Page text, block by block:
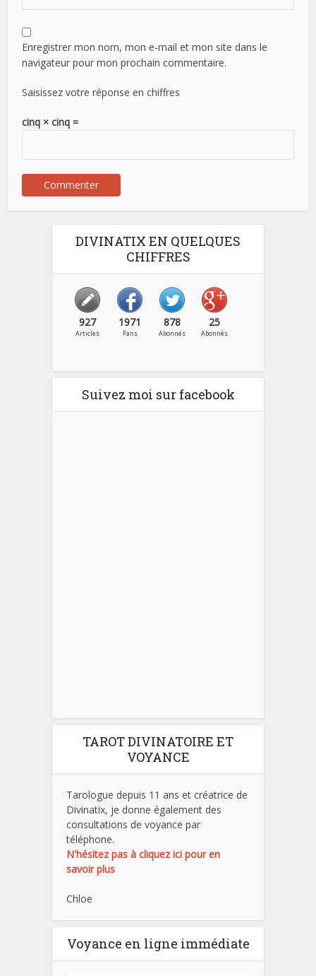
Enregistrer mon nom, mon e-mail et mon site dans le
navigateur pour mon prochain commentaire.
Saisissez votre réponse en chiffres
cinq × cinq =
DIVINATIX EN QUELQUES
CHIFFRES
927
Articles
1971
Fans
878
Abonnés
25
Abonnés
Suivez moi sur facebook
TAROT DIVINATOIRE ET
VOYANCE
Tarologue depuis 11 ans et créatrice de
Divinatix, je donne également des
consultations de voyance par
téléphone.
N'hésitez pas à cliquez ici pour en
savoir plus
Chloe
Voyance en ligne immédiate